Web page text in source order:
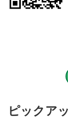
ピックア